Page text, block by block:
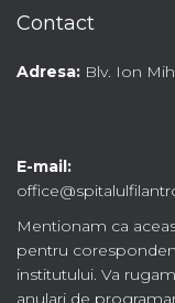
Contact
Adresa: Blv. Ion
E-mail:
Mentionam ca
pentru
institutului. Va
anulari de